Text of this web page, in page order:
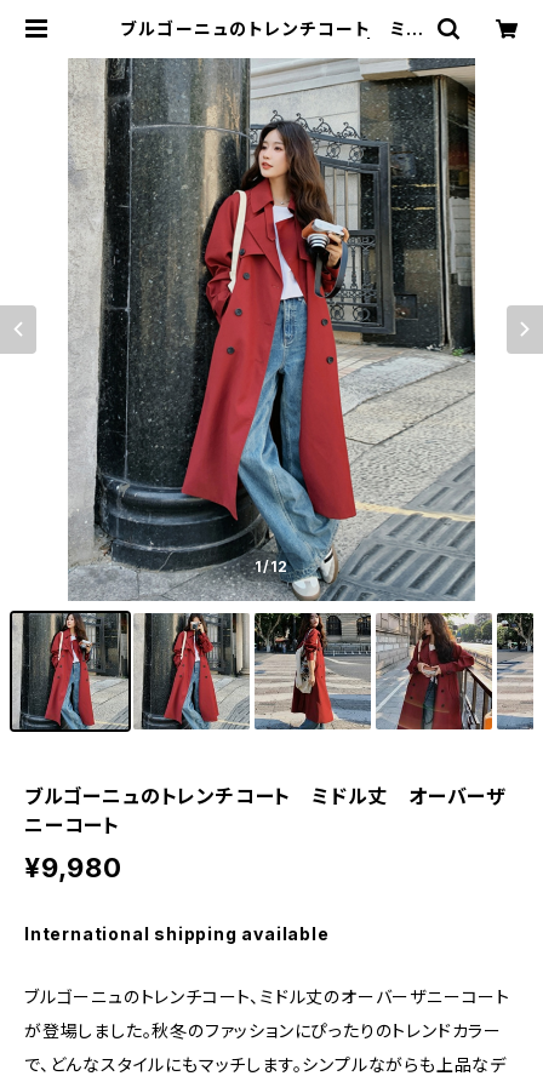
ブルゴーニュのトレンチコート ミド
al 日本未入荷勢揃い！全品送料無料
です♪
1/12
ブルゴーニュのトレンチコート ミドル丈 オーバーザ
ニーコート
¥9,980
International shipping available
ブルゴーニュのトレンチコート、ミドル丈のオーバーザニーコート
が登場しました。秋冬のファッションにぴったりのトレンドカラー
で、どんなスタイルにもマッチします。シンプルながらも上品なデ